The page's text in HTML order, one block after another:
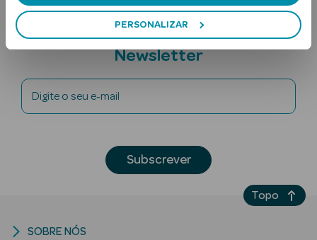
PERSONALIZAR
Subscreva a
Newsletter
Digite o seu e-mail
Subscrever
SOBRE NÓS
Topo